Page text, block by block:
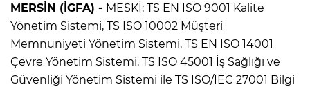
MERSİN (İGFA) - MESKİ; TS EN ISO 9001 Kalite
Yönetim Sistemi, TS ISO 10002 Müşteri
Memnuniyeti Yönetim Sistemi, TS EN ISO 14001
Çevre Yönetim Sistemi, TS ISO 45001 İş Sağlığı ve
Güvenliği Yönetim Sistemi ile TS ISO/IEC 27001 Bilgi